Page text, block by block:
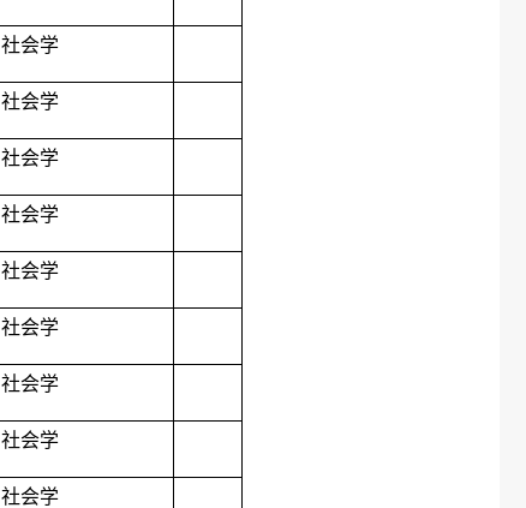
社会学
社会学
社会学
社会学
社会学
社会学
社会学
社会学
社会学